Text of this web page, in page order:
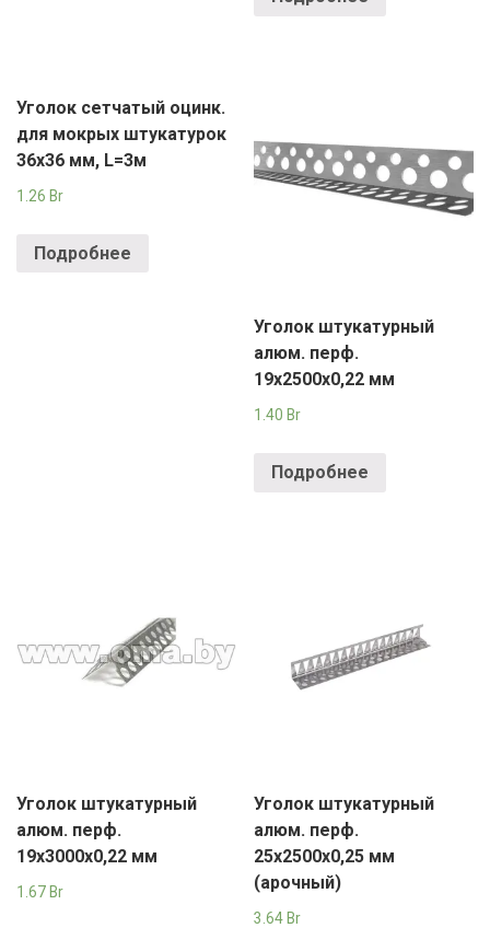
Уголок сетчатый оцинк.
для мокрых штукатурок
36х36 мм, L=3м
1.26 Br
Подробнее
Уголок штукатурный
алюм. перф.
19х2500х0,22 мм
1.40 Br
Подробнее
Уголок штукатурный
алюм. перф.
19х3000х0,22 мм
1.67Br
Уголок штукатурный
алюм. перф.
25х2500х0,25 мм
(арочный)
3.64Br